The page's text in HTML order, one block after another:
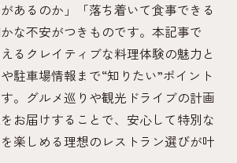
あるのか」「落ち着いて食事できる
な不安がつきものです。本記事で
るクレイティブな料理体験の魅力と
駐車場情報まで“知りたい”ポイント
。グルメ巡りや観光ドライブの計画
お届けすることで、安心して特別な
楽しめる理想のレストラン選びが叶